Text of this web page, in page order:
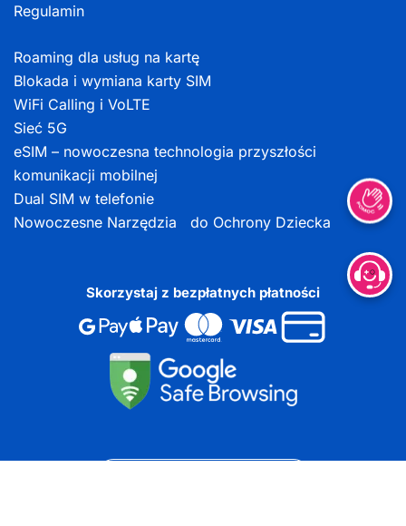
Regulamin
Roaming dla usług na kartę
Blokada i wymiana karty SIM
WiFi Calling i VoLTE
Sieć 5G
eSIM – nowoczesna technologia przyszłości
komunikacji mobilnej
Dual SIM w telefonie
Nowoczesne Narzędzia do Ochrony Dziecka
Skorzystaj z bezpłatnych płatności